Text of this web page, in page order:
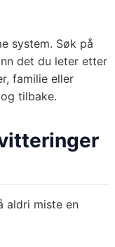
system. Søk på
det du leter etter
familie eller
tilbake.
aldri miste en